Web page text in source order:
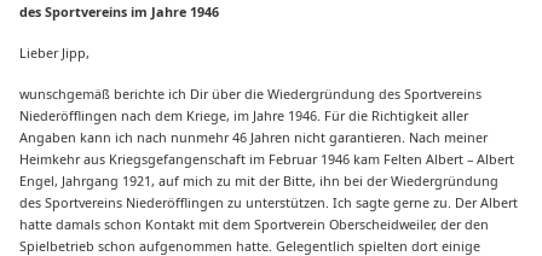
des Sportvereins im Jahre 1946
Lieber Jipp,
wunschgemäß berichte ich Dir über die Wiedergründung des Sportvereins
Niederöfflingen nach dem Kriege, im Jahre 1946. Für die Richtigkeit aller
Angaben kann ich nach nunmehr 46 Jahren nicht garantieren. Nach meiner
Heimkehr aus Kriegsgefangenschaft im Februar 1946 kam Felten Albert – Albert
Engel, Jahrgang 1921, auf mich zu mit der Bitte, ihn bei der Wiedergründung
des Sportvereins Niederöfflingen zu unterstützen. Ich sagte gerne zu. Der Albert
hatte damals schon Kontakt mit dem Sportverein Oberscheidweiler, der den
Spielbetrieb schon aufgenommen hatte. Gelegentlich spielten dort einige